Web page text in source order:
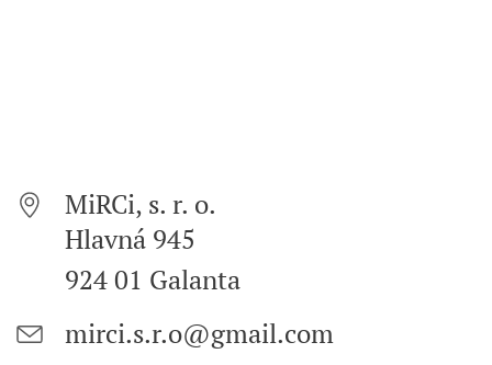
MiRCi, s. r. o.
Hlavná 945
924 01 Galanta
mirci.s.r.o@gmail.com